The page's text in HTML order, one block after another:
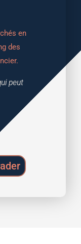
en
des
peut